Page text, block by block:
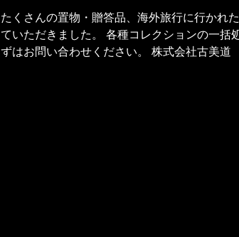
たくさんの置物・贈答品、海外旅行に行かれ
ていただきました。 各種コレクションの一括
ずはお問い合わせください。 株式会社古美